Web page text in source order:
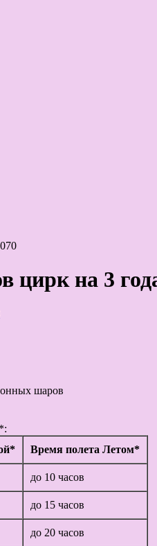
цирк на 3
шаров
Время полета Летом*
до 10 часов
до 15 часов
до 20 часов